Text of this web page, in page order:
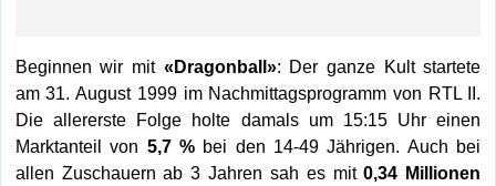
Beginnen wir mit «Dragonball»: Der ganze Kult startete
am 31. August 1999 im Nachmittagsprogramm von RTL II.
Die allererste Folge holte damals um 15:15 Uhr einen
Marktanteil von 5,7 %bei den 14-49 Jährigen. Auch bei
allen Zuschauern ab 3 Jahren sah es mit0,34 Millionen